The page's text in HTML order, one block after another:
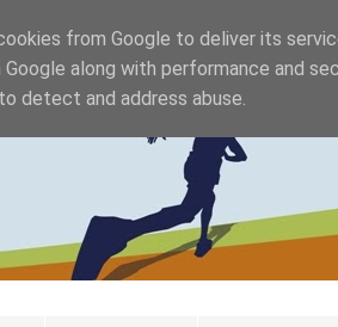
from Google to deliver its
Google along with performance and
detect and address abuse.